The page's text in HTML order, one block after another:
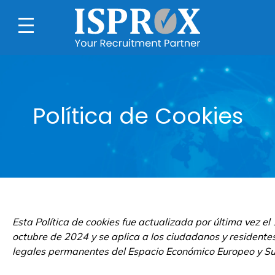
Política de Cookies
Esta Política de cookies fue actualizada por última vez el
octubre de 2024 y se aplica a los ciudadanos y
legales permanentes del Espacio Económico Europeo y